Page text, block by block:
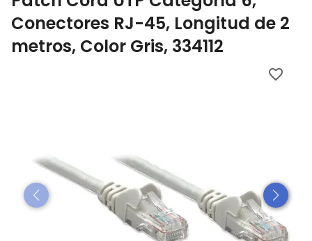
Conectores RJ-45, Longitud de 2
metros, Color Gris, 334112